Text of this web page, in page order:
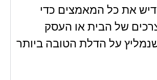
את כל המאמצים כדי
של הבית או העסק
על הדלת הטובה ביותר